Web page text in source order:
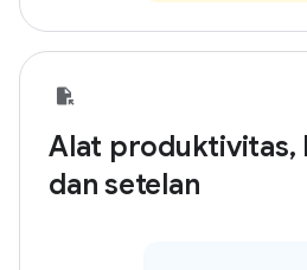
Alat produktivitas,
dan setelan